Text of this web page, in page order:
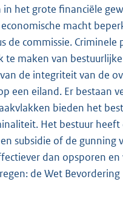
het grote financiële
macht
de commissie.
maken van
de integriteit van de
een eiland. Er bestaan
bieden het
Het bestuur
subsidie of de gunning
dan opsporen
de Wet